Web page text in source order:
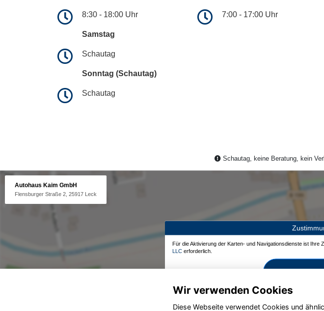
8:30 - 18:00 Uhr
Samstag
Schautag
Sonntag (Schautag)
Schautag
7:00 - 17:00 Uhr
Schautag, keine Beratung, kein
Autohaus Kaim GmbH
Flensburger Straße 2, 25917 Leck
Für die Aktivierung der Karten- und Navigationsdienste ist Ihre
LLC erforderlich.
Wir verwenden Cookies
Diese Webseite verwendet Cookies und